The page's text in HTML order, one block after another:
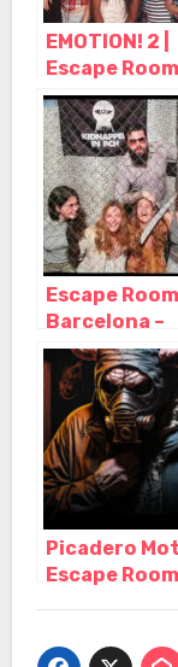
EMOTION! 2 |
Escape Room
para Niños
Barcelona,
Barcelona –
Cataluña
Escape Room
Barcelona –
Kidnapped in
BCN,
Cataluña
Picadero
Escape Room
– Cataluña